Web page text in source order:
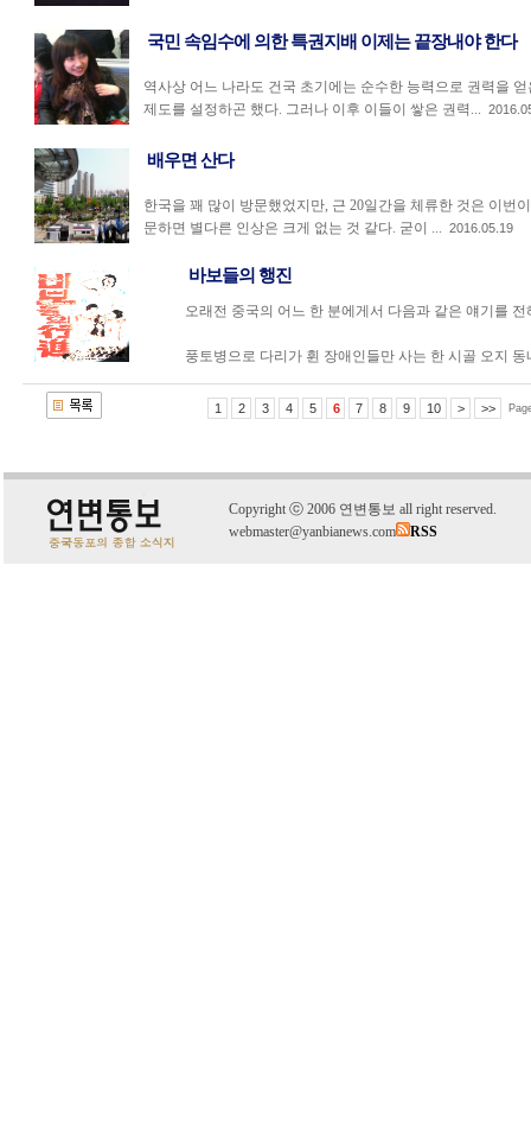
국민 속임수에 의한 특권지배 이제는 끝장내야 한다
역사상 어느 나라도 건국 초기에는 순수한 능력으로 권력을
제도를 설정하곤 했다. 그러나 이후 이들이 쌓은 권력...
배우면 산다
한국을 꽤 많이 방문했었지만, 근 20일간을 체류한 것은 이번
문하면 별다른 인상은 크게 없는 것 같다. 굳이 ... 2016.05.19
바보들의 행진
오래전 중국의 어느 한 분에게서 다음과 같은 얘기를 전
풍토병으로 다리가 휜 장애인들만 사는 한 시골 오지 동
1 2 3 4 5 6 7 8 9 10 > >>
Copyright ⓒ 2006 연변통보 all right reserved.
webmaster@yanbianews.com
RSS